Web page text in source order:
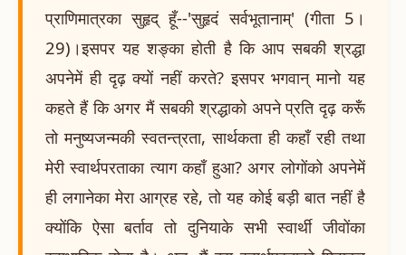
प्राणिमात्रका सुहृद् हूँ--'सुहृदं सर्वभूतानाम्' (गीता 5।
29)।इसपर यह शङ्का होती है कि आप सबकी श्रद्धा
अपनेमें ही दृढ़ क्यों नहीं करते? इसपर भगवान् मानो यह
कहते हैं कि अगर मैं सबकी श्रद्धाको अपने प्रति दृढ़ करूँ
तो मनुष्यजन्मकी स्वतन्त्रता, सार्थकता ही कहाँ रही तथा
मेरी स्वार्थपरताका त्याग कहाँ हुआ? अगर लोगोंको अपनेमें
ही लगानेका मेरा आग्रह रहे, तो यह कोई बड़ी बात नहीं है
क्योंकि ऐसा बर्ताव तो दुनियाके सभी स्वार्थी जीवोंका